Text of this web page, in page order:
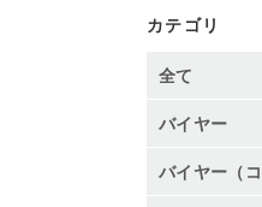
カテゴリ
全て
バイヤー
バイヤー（コ